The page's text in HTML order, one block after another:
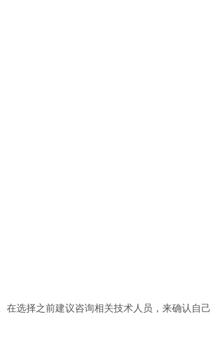
选择之前建议咨询相关技术人员，来确认自己